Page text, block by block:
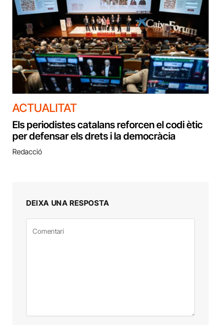
ACTUALITAT
Els periodistes catalans reforcen el codi ètic
per defensar els drets i la democràcia
Redacció
DEIXA UNA RESPOSTA